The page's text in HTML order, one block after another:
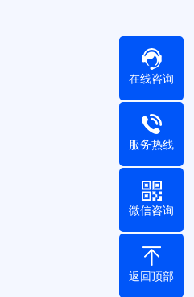
在线咨询
服务热线
微信咨询
返回顶部